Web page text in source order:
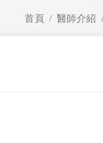
首頁 醫師介紹